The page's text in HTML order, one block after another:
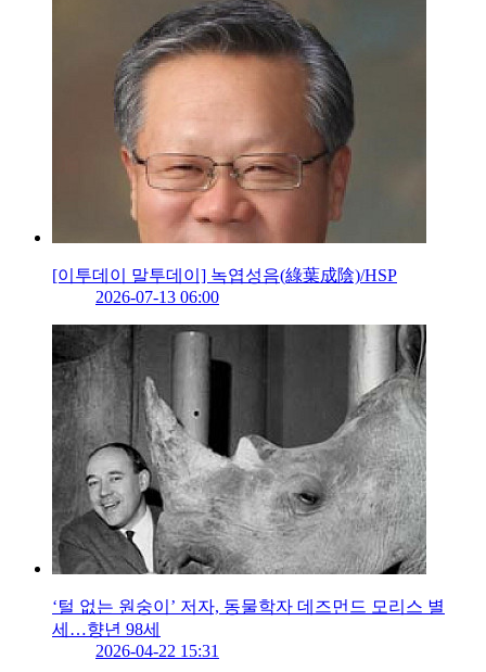
[이투데이 말투데이] 녹엽성음(綠葉成陰)/HSP
2026-07-13 06:00
‘털 없는 원숭이’ 저자, 동물학자 데즈먼드 모리스 별
세…향년 98세
2026-04-22 15:31